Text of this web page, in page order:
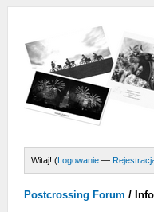
Witaj! (Logowanie —
Postcrossing Forum /